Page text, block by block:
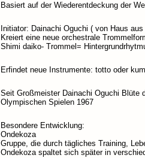
Basiert auf der Wiederentdeckung der
Initiator: Dainachi Oguchi ( von Haus
Kreiert eine neue orchestrale
Shimi daiko- Trommel=
Erfindet neue Instrumente: totto oder
Seit Großmeister Dainachi Oguchi Blüte
Olympischen Spielen 1967
Besondere Entwicklung:
Ondekoza
Gruppe, die durch tägliches Training,
Ondekoza spaltet sich später in